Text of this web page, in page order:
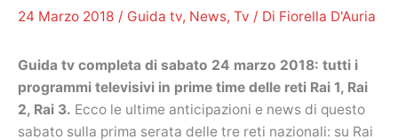
24 Marzo 2018 / Guida tv, News, Tv / Di Fiorella D'Auria
Guida tv completa di sabato 24 marzo 2018: tutti i
programmi televisivi in prime time delle reti Rai 1, Rai
2, Rai 3. Ecco le ultime anticipazioni e news di questo
sabato sulla prima serata delle tre reti nazionali: su Rai